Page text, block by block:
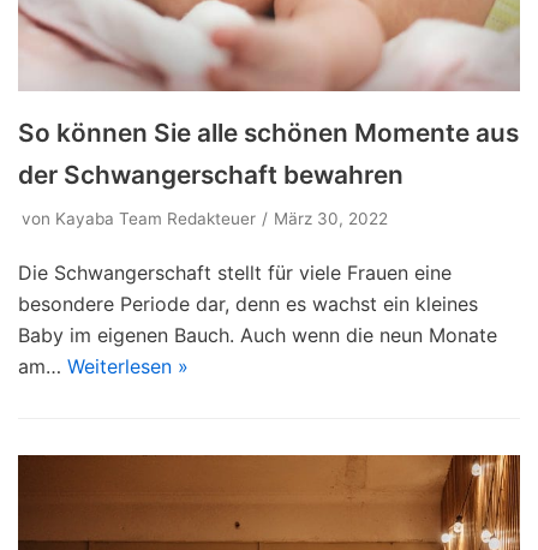
So können Sie alle schönen Momente aus
der Schwangerschaft bewahren
von Kayaba Team Redakteuer März 30, 2022
Die Schwangerschaft stellt für viele Frauen eine
besondere Periode dar, denn es wachst ein kleines
Baby im eigenen Bauch. Auch wenn die neun Monate
am… Weiterlesen »